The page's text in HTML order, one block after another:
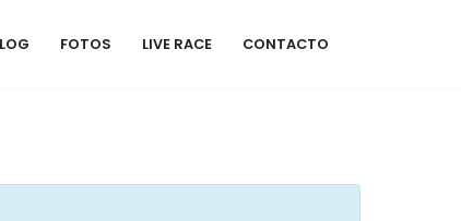
FOTOS LIVE RACE CONTACTO